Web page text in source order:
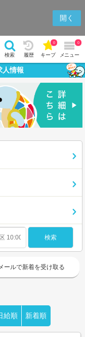
開く
検索 履歴 キープ
0
メニュー
0
人情報
メールで新着を受け取る
給順 新着順